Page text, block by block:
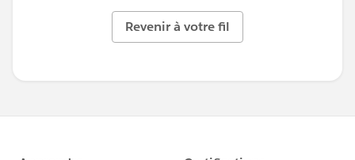
Revenir à votre fil